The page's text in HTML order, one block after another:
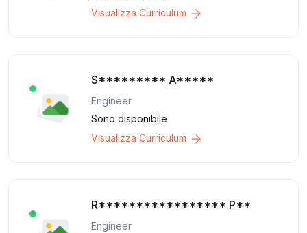
Visualizza Curriculum
S********* A*****
Engineer
Sono disponibile
Visualizza Curriculum
R***************** P**
Engineer